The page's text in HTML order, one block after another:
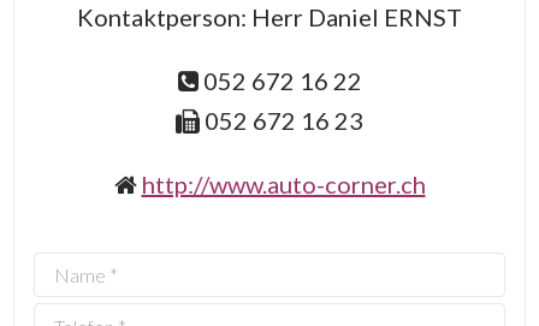
Kontaktperson: Herr Daniel ERNST
052 672 16 22
052 672 16 23
http://www.auto-corner.ch